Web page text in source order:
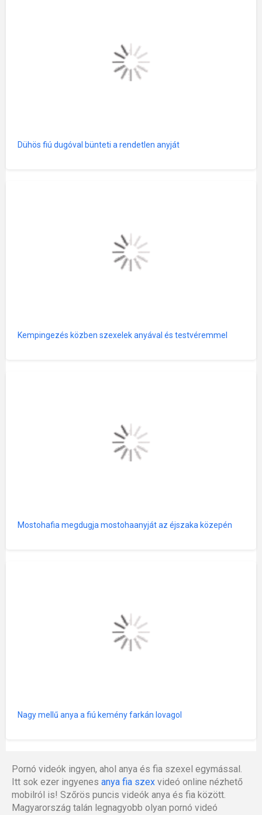
Dühös fiú dugóval bünteti a rendetlen anyját
Kempingezés közben szexelek anyával és testvéremmel
Mostohafia megdugja mostohaanyját az éjszaka közepén
Nagy mellű anya a fiú kemény farkán lovagol
Pornó videók ingyen, ahol anya és fia szexel egymással.
Itt sok ezer ingyenes anya fia szex videó online nézhető
mobilról is! Szőrös puncis videók anya és fia között.
Magyarország talán legnagyobb olyan pornó videó